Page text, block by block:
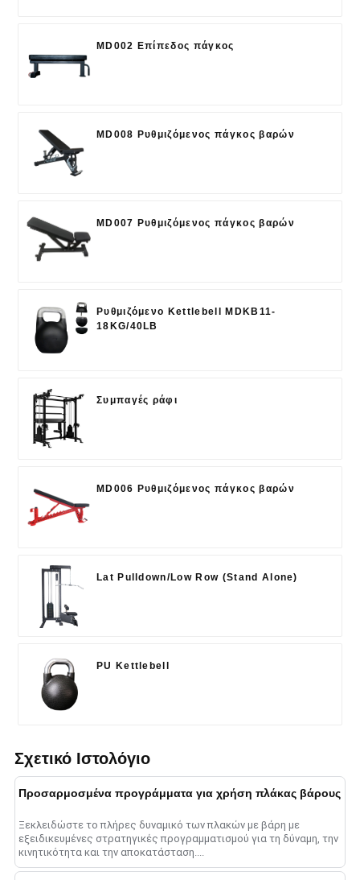
MD002 Επίπεδος πάγκος
MD008 Ρυθμιζόμενος πάγκος βαρών
MD007 Ρυθμιζόμενος πάγκος βαρών
Ρυθμιζόμενο Kettlebell MDKB11-
18KG/40LB
Συμπαγές ράφι
MD006 Ρυθμιζόμενος πάγκος βαρών
Lat Pulldown/Low Row (Stand Alone)
PU Kettlebell
Σχετικό Ιστολόγιο
Προσαρμοσμένα προγράμματα για χρήση πλάκας βάρους
Ξεκλειδώστε το πλήρες δυναμικό των πλακών με βάρη με
εξειδικευμένες στρατηγικές προγραμματισμού για τη δύναμη, την
κινητικότητα και την αποκατάσταση....